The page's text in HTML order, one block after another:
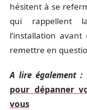
hésitent à se
qui rappellent
l’installation
remettre en
A lire également :
pour dépanner
vous